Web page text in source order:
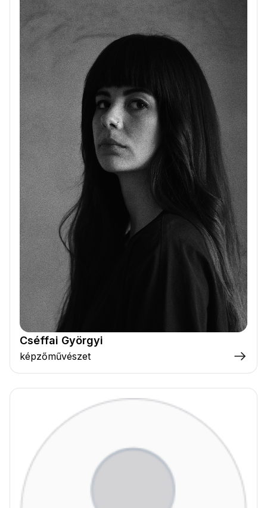
Cséffai Györgyi
képzőművészet